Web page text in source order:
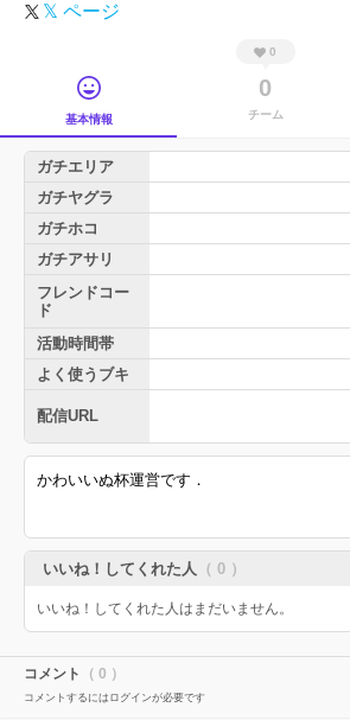
𝕏 ページ
基本情報
0
0
チーム
ガチエリア
ガチヤグラ
ガチホコ
ガチアサリ
フレンドコー
ド
活動時間帯
よく使うブキ
配信URL
かわいいぬ杯運営です．
いいね！してくれた人 （ 0 ）
いいね！してくれた人はまだいません。
コメント （ 0 ）
コメントするにはログインが必要です